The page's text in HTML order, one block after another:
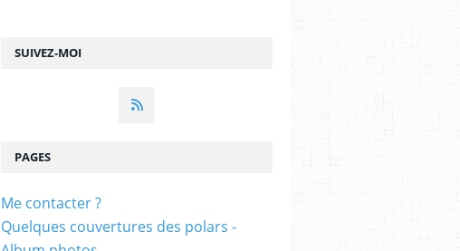
SUIVEZ-MOI
PAGES
Me contacter ?
Quelques couvertures des polars -